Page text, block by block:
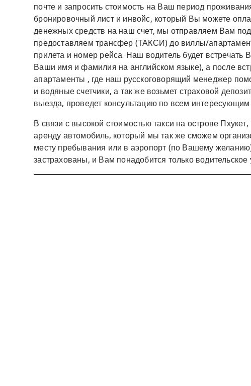
почте и запросить стоимость на Ваш период
бронировочный лист и инвойс, который Вы можете
денежных средств на наш счет, мы отправляем Вам
предоставляем трансфер (ТАКСИ) до виллы/
прилета и номер рейса. Наш водитель будет встречать
Ваши имя и фамилия на английском языке), а после
апартаменты , где наш русскоговорящий менеджер
и водяные счетчики, а так же возьмет страховой
выезда, проведет консультацию по всем
В связи с высокой стоимостью такси на острове
аренду автомобиль, который мы так же сможем
месту пребывания или в аэропорт (по Вашему
застрахованы, и Вам понадобится только